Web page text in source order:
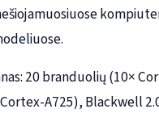
20 branduolių (10×
A725), Blackwell